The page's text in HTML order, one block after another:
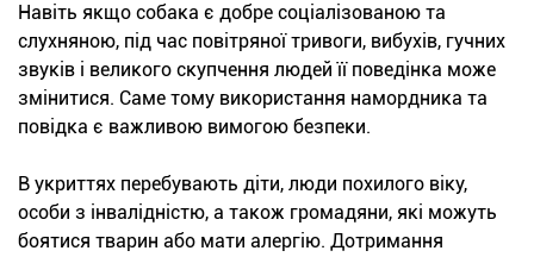
Навіть якщо собака є добре соціалізованою та
слухняною, під час повітряної тривоги, вибухів, гучних
звуків і великого скупчення людей її поведінка може
змінитися. Саме тому використання намордника та
повідка є важливою вимогою безпеки.
В укриттях перебувають діти, люди похилого віку,
особи з інвалідністю, а також громадяни, які можуть
боятися тварин або мати алергію. Дотримання